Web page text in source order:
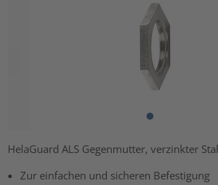
HelaGuard ALS Gegenmutter, verzinkter
Zur einfachen und sicheren Befestigung